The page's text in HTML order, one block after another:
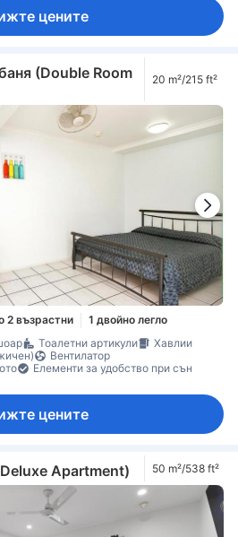
цените
(Double Room
20 m²/215 ft²
2 възрастни
1 двойно легло
Тоалетни артикули
Хавлии
Вентилатор
Елементи за удобство при сън
цените
Apartment) 50 m²/538 ft²